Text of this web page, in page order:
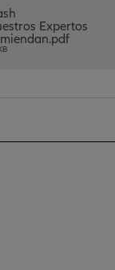
Expertos
.pdf